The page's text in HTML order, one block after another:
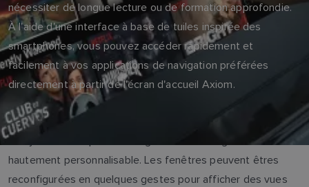
nécessiter de longue lecture ou de formation approfondie.
À l'aide d'une interface à base de tuiles inspirée des
smartphones, vous pouvez accéder rapidement et
facilement à vos applications de navigation préférées
directement à partir de l'écran d'accueil Axiom.
Le système d'exploitation LightHouse est également
hautement personnalisable. Les fenêtres peuvent êtres
reconfigurées en quelques gestes pour afficher des vues